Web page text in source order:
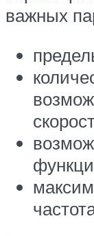
важных